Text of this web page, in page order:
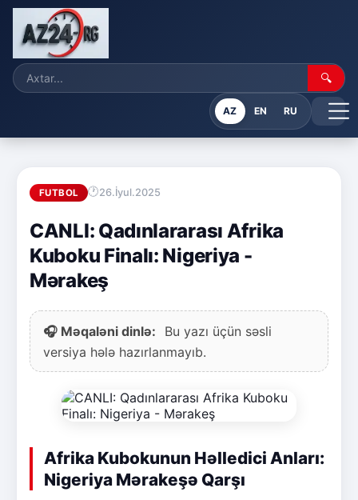
🔍
AZ EN RU
FUTBOL 26.İyul.2025
CANLI: Qadınlararası Afrika
Kuboku Finalı: Nigeriya -
Mərakeş
🎧 Məqaləni dinlə:
Bu yazı üçün səsli
versiya hələ hazırlanmayıb.
Afrika Kubokunun Həlledici Anları:
Nigeriya Mərakeşə Qarşı